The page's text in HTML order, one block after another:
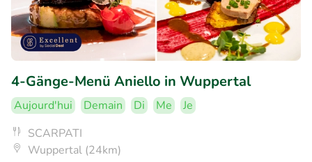
4-Gänge-Menü Aniello in Wuppertal
Aujourd'hui Demain Di Me
Je
SCARPATI
Wuppertal (24km)